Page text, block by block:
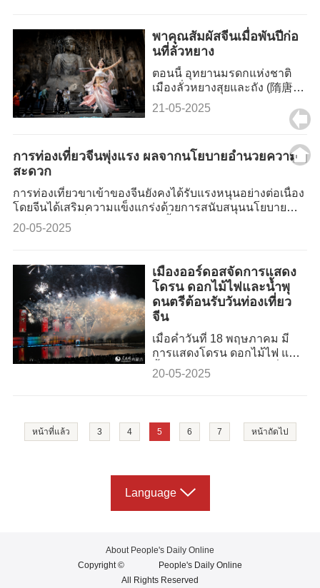
ระยิบระยับบนท้องฟ้าทอดยาว
สุดสายตา
พาคุณสัมผัสจีนเมื่อพันปีก่อ
นที่ลั่วหยาง
ตอนนี้ อุทยานมรดกแห่งชาติ
เมืองลั่วหยางสุยและถัง (隋唐洛
阳城遗址公园) และเมืองโบ
ราณลั่วอี้ (洛邑古城) กำลังได้
“การถ่ายภาพด้วยชุดฮั่นฝู” ได้
กลายเป็นส่วนสำคัญของ
การท่องเที่ยวยุคใหม่ของเมือง
ลั่วหยาง ช่วยดึงดูดนักท่องเที่ยว
จากทั่วประเทศ และยังช่วยส่ง
21-05-2025
การท่องเที่ยวจีนพุ่งแรง ผลจากนโยบายอำนวยความ
สะดวก
การท่องเที่ยวขาเข้าของจีนยังคงได้รับแรงหนุนอย่างต่อเนื่อง
โดยจีนได้เสริมความแข็งแกร่งด้วยการสนับสนุนนโยบาย
ดึงดูดนักท่องเที่ยวต่างชาติมากขึ้นด้วยการขยายการเข้าถึง
และปรับปรุงประสบการณ์การเดินทางโดยรวมให้สะดวกยิ่ง
20-05-2025
เมืองออร์ดอสจัดการแสดง
โดรน ดอกไม้ไฟและน้ำพุ
ดนตรีต้อนรับวันท่องเที่ยว
จีน
เมื่อค่ำวันที่ 18 พฤษภาคม มี
การแสดงโดรน ดอกไม้ไฟ และ
น้ำพุดนตรีอันตระการตาที่
บริเวณจุดชมวิวทะเลสาบอูหลา
ทางตอนเหนือของจีน เพื่อ
ต้อนรับวันท่องเที่ยวจีน ซึ่งตรง
20-05-2025
หน้าที่แล้ว 3 4 5 6 7 หน้าถัดไป
Language
About People's Daily Online
Copyright ©
People's Daily Online
All Rights Reserved